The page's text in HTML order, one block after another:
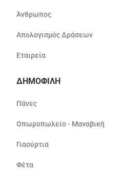
Άνθρωπος
Απολογισμός Δράσεων
Εταιρεία
ΔΗΜΟΦΙΛΗ
Πάνες
Οπωροπωλείο - Μαναβική
Γιαούρτια
Φέτα